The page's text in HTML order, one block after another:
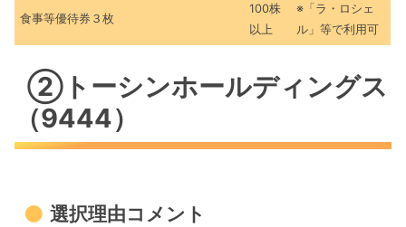
食事等優待券３枚
100株
以上
※「ラ・ロシェ
ル」等で利用可
②トーシンホールディングス
（9444）
選択理由コメント